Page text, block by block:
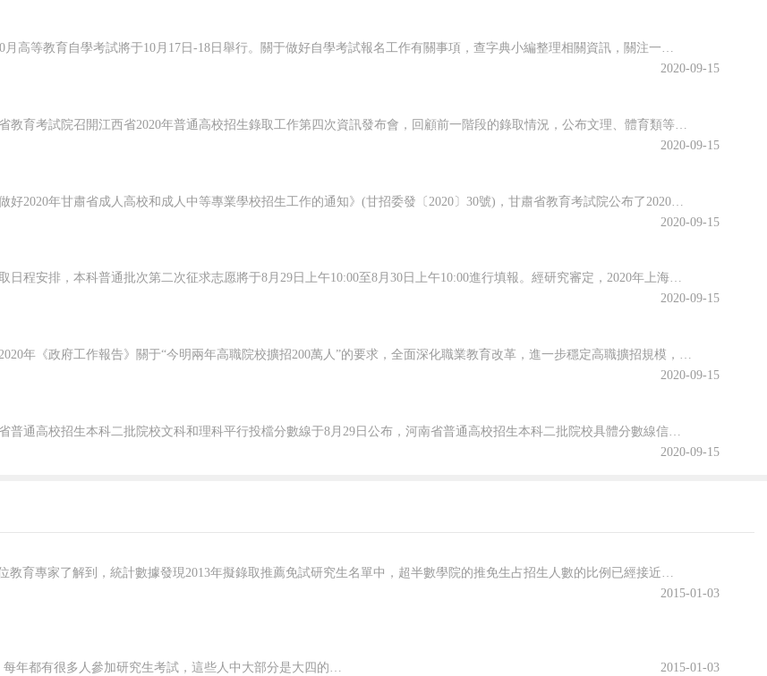
江蘇省2020年10月高等教育自學考試將于10月17日-18日舉行。關于做好自學考試報名工作有關事項，查字典小編整理相關資訊，關注一下~江蘇省2020年10月自學考試報名通告2020年10月自學考試將于10月17日-18日舉行。現就做好報名工作有關事項通告如下：一、報名時間新生注冊和課程報考同步進行...
2020-09-15
近日，江西省教育考試院召開江西省2020年普通高校招生錄取工作第四次資訊發布會，回顧前一階段的錄取情況，公布文理、體育類等第二批本科批次和藝術類普通批本科的投檔情況。查字典小編整理相關資訊，關注一下~江西省2020年普通高校招生第二批本科批次(含藝術類普通批本科)投檔情況發布8月25日上午，省教育考...
2020-09-15
根據《關于做好2020年甘肅省成人高校和成人中等專業學校招生工作的通知》(甘招委發〔2020〕30號)，甘肅省教育考試院公布了2020年成人高校招生考試報名時間，詳細成人高考網上報名工作安排通知，跟隨查字典小編一起關注一下~2020年甘肅省成人高校招生考試報名時間確定根據《關于做好2020年甘肅省成...
2020-09-15
根據高招錄取日程安排，本科普通批次第二次征求志愿將于8月29日上午10:00至8月30日上午10:00進行填報。經研究審定，2020年上海市普通高校招生本科普通批次第二次征求志愿降分控制線為385分。查字典小編整理相關資訊，關注一下~本科普通批次第二次征求志愿填報即將開始根據高招錄取日程安排，本科普...
2020-09-15
2020-09-15
2020年河南省普通高校招生本科二批院校文科和理科平行投檔分數線于8月29日公布，河南省普通高校招生本科二批院校具體分數線信息，跟隨查字典小編一起關注一下吧~2020年河南省普通高招本科二批院校平行投檔分數線2020年河南省普通高校招生本科二批院校平行投檔分數線(文科)2020年河南省普通高校招生本...
2020-09-15
2015-01-03
2015-01-03